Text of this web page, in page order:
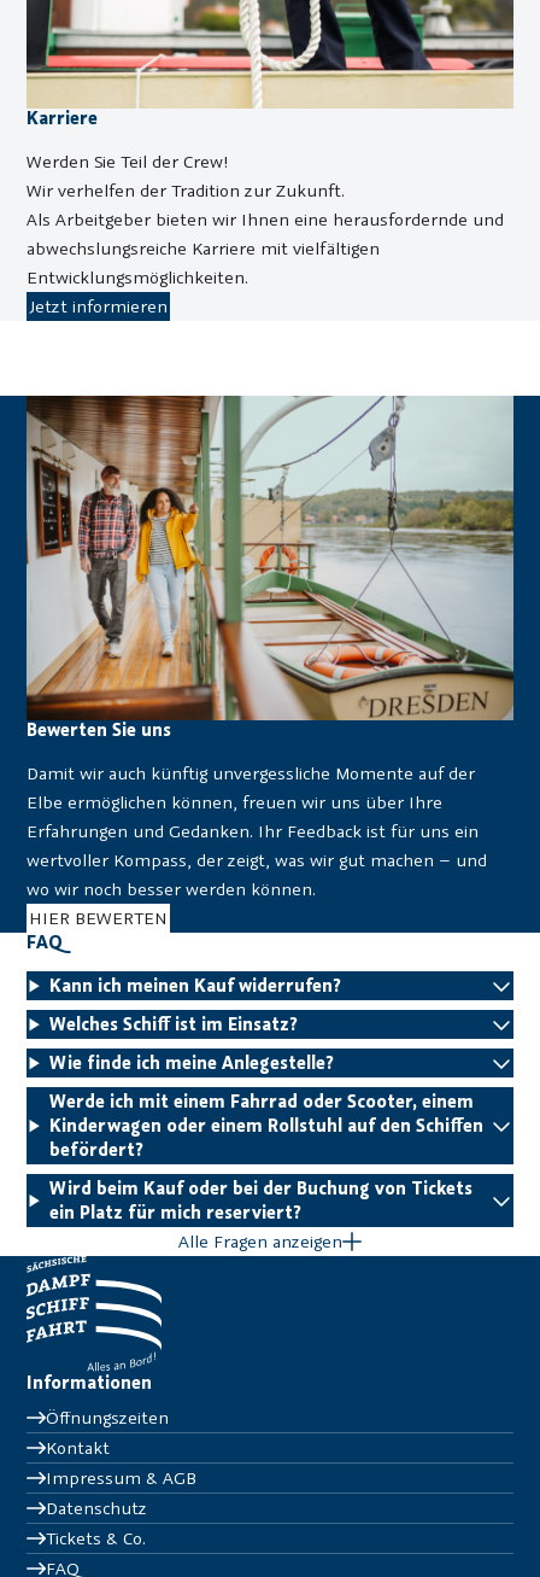
Karriere
Werden Sie Teil der Crew!
Wir verhelfen der Tradition zur Zukunft.
Als Arbeitgeber bieten wir Ihnen eine herausfordernde und
abwechslungsreiche Karriere mit vielfältigen
Entwicklungsmöglichkeiten.
Jetzt informieren
Bewerten Sie uns
Damit wir auch künftig unvergessliche Momente auf der
Elbe ermöglichen können, freuen wir uns über Ihre
Erfahrungen und Gedanken. Ihr Feedback ist für uns ein
wertvoller Kompass, der zeigt, was wir gut machen – und
wo wir noch besser werden können.
HIER BEWERTEN
FAQ
Kann ich meinen Kauf widerrufen?
Welches Schiff ist im Einsatz?
Wie finde ich meine Anlegestelle?
Werde ich mit einem Fahrrad oder Scooter, einem
Kinderwagen oder einem Rollstuhl auf den Schiffen
befördert?
Wird beim Kauf oder bei der Buchung von Tickets
ein Platz für mich reserviert?
Alle Fragen anzeigen
Informationen
Öffnungszeiten
Kontakt
Impressum & AGB
Datenschutz
Tickets & Co.
FAQ